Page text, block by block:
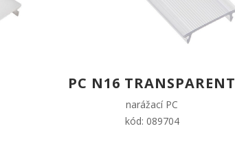
PC N16 TRANSPARENT
narážací PC
kód: 089704